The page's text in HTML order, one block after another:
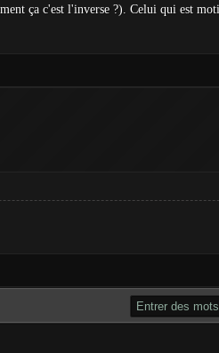
ça c'est l'inverse ?). Celui qui est